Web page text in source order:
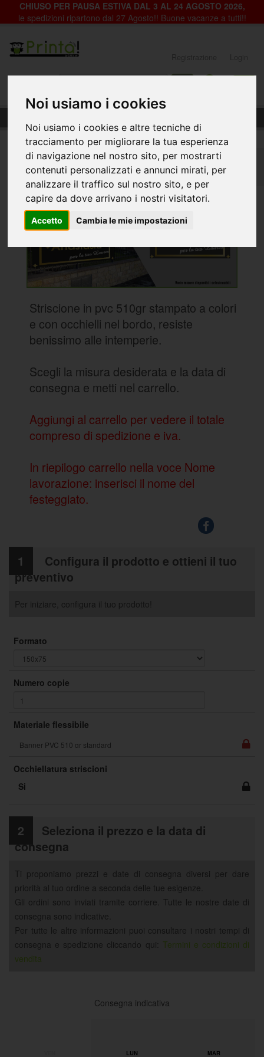
Noi usiamo i cookies
Noi usiamo i cookies e altre tecniche di
tracciamento per migliorare la tua esperienza
di navigazione nel nostro sito, per mostrarti
contenuti personalizzati e annunci mirati, per
analizzare il traffico sul nostro sito, e per
capire da dove arrivano i nostri visitatori.
Accetto Cambia le mie impostazioni
CHIUSO PER PAUSA ESTIVA DAL 3 AL 24 AGOSTO 2026,
le spedizioni ripartono dal 27 Agosto!! Buone vacanze a tutti!!
Home Striscioni per Ricorrenze
Laurea
Striscione Laurea - LAU006
Striscione in pvc 510gr stampato a colori
e con occhielli nel bordo, resiste
benissimo alle intemperie.
Scegli la misura desiderata e la data di
consegna e metti nel carrello.
Aggiungi al carrello per vedere il totale
compreso di spedizione e iva.
In riepilogo carrello nella voce Nome
lavorazione: inserisci il nome del
festeggiato.
1
Configura il prodotto e ottieni il tuo
preventivo
Per iniziare, configura il tuo prodotto!
Formato
Numero copie
Materiale flessibile
Occhiellatura striscioni
Si
2
Seleziona il prezzo e la data di
consegna
Ti proponiamo prezzi e date di consegna diversi per dare
priorità al tuo ordine a seconda delle tue esigenze.
Gli ordini sono inviati tramite corriere. Tutte le nostre date di
consegna sono indicative.
Per tutte le altre informazioni puoi consultare i nostri tempi di
consegna e spedizione cliccando qui: Termini e condizioni di
vendita
Consegna indicativa
LUN MAR